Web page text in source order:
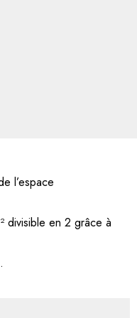
l’espace
divisible en 2 grâce à